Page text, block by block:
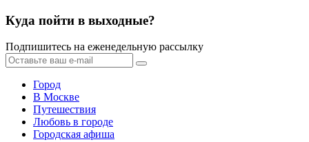
Куда пойти в выходные?
Подпишитесь на еженедельную рассылку
Город
В Москве
Путешествия
Любовь в городе
Городская афиша